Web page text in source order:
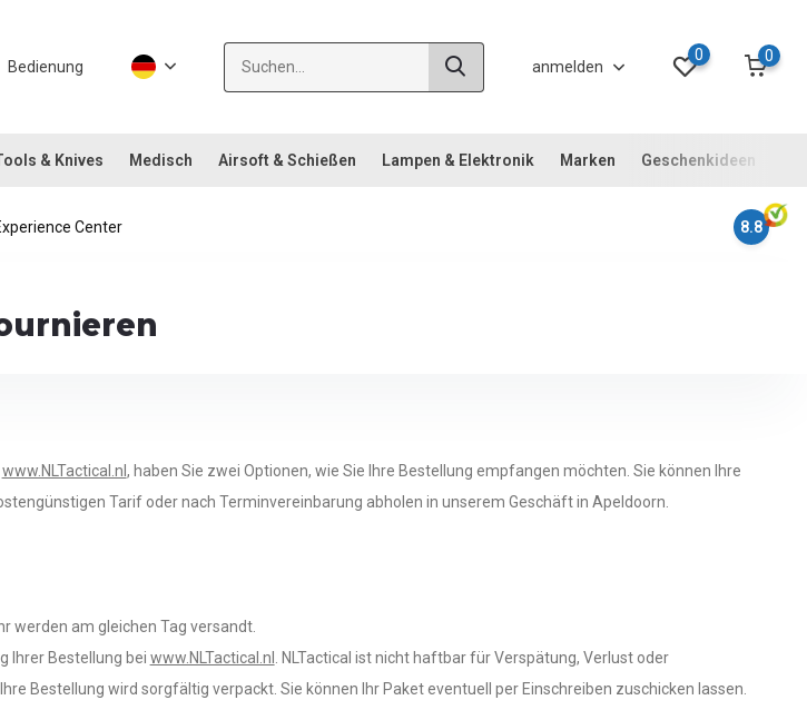
Bedienung anmelden
0 0
& Knives Medisch Airsoft & Schießen Lampen & Elektronik Marken Geschenkideen
Center 8.8
www.NLTactical.nl , haben Sie zwei Optionen, wie Sie Ihre Bestellung empfangen möchten. Sie können Ihre
Tarif oder nach Terminvereinbarung abholen in unserem Geschäft in Apeldoorn.
werden am gleichen Tag versandt.
Ihrer Bestellung bei www.NLTactical.nl
. NLTactical ist nicht haftbar für Verspätung, Verlust oder
Bestellung wird sorgfältig verpackt. Sie können Ihr Paket eventuell per Einschreiben zuschicken lassen.